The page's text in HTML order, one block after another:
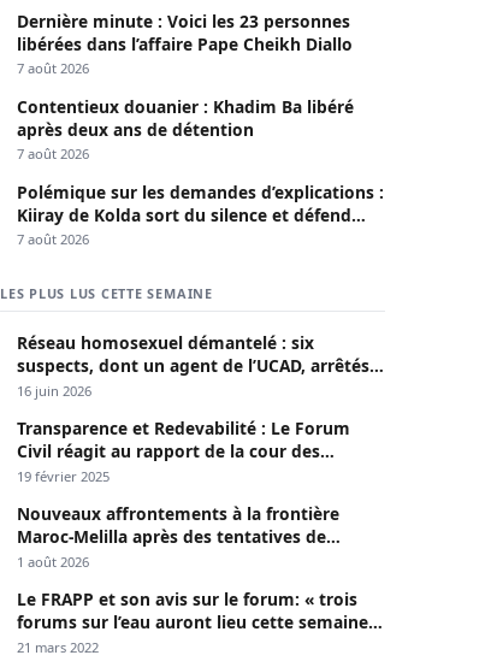
Dernière minute : Voici les 23 personnes
libérées dans l’affaire Pape Cheikh Diallo
7 août 2026
Contentieux douanier : Khadim Ba libéré
après deux ans de détention
7 août 2026
Polémique sur les demandes d’explications :
Kiiray de Kolda sort du silence et défend
Mamadou Lamine Dianté
7 août 2026
LES PLUS LUS CETTE SEMAINE
Réseau homosexuel démantelé : six
suspects, dont un agent de l’UCAD, arrêtés à
Keur Massar ; l’un avoue avoir propagé le
16 juin 2026
Transparence et Redevabilité : Le Forum
Civil réagit au rapport de la cour des
comptes
19 février 2025
Nouveaux affrontements à la frontière
Maroc-Melilla après des tentatives de
passage
1 août 2026
Le FRAPP et son avis sur le forum: « trois
forums sur l’eau auront lieu cette semaine à
Dakar »
21 mars 2022